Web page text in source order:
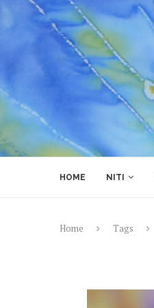
HOME NITI
Home Tags